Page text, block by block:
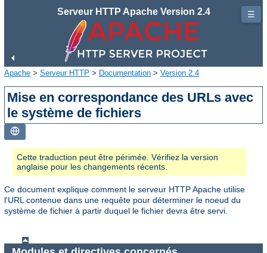
Serveur HTTP Apache Version 2.4
Apache > Serveur HTTP > Documentation > Version 2.4
Mise en correspondance des URLs avec
le système de fichiers
Cette traduction peut être périmée. Vérifiez la version
anglaise pour les changements récents.
Ce document explique comment le serveur HTTP Apache utilise
l'URL contenue dans une requête pour déterminer le noeud du
système de fichier à partir duquel le fichier devra être servi.
☰